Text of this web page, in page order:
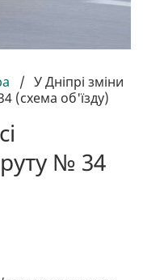
/ У Дніпрі зміни
(схема об'їзду)
№ 34